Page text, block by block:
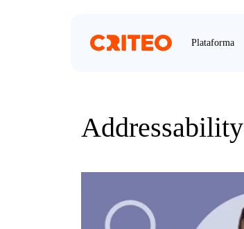
Plataforma
Addressability